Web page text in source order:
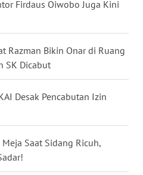
Firdaus Oiwobo Juga Kini
Razman Bikin Onar di Ruang
SK Dicabut
Desak Pencabutan Izin
Saat Sidang Ricuh,